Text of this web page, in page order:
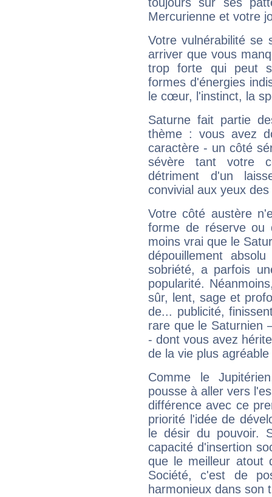
Mercurienne et votre
Votre vulnérabilité se
arriver que vous
trop forte qui peut
formes d'énergies
le cœur, l'instinct, la
Saturne fait partie
thème : vous avez
caractère - un côté
sévère tant votre
détriment d'un
convivial aux yeux
Votre côté austère
forme de réserve
moins vrai que le
dépouillement
sobriété, a parfois
popularité.
sûr, lent, sage et
de... publicité,
rare que le Saturnien
- dont vous avez
de la vie plus
Comme le
pousse à aller vers
différence avec ce
priorité l'idée de
le désir du pouvoir.
capacité d'insertion
que le meilleur atout
Société, c'est de
harmonieux dans son